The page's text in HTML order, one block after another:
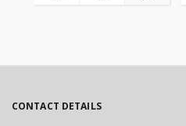
CONTACT DETAILS